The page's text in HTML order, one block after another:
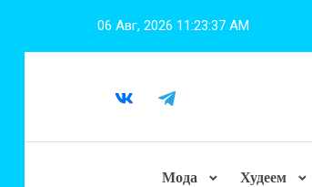
06 Авг, 2026 11:23:39 AM
Мода Худеем